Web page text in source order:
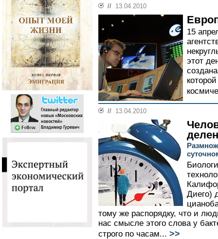
// 13.04.2010
15
этот
// 13.04.2010
Диего)
тому же распорядку, что и
нас смысле этого слова у
строго по часам... >>